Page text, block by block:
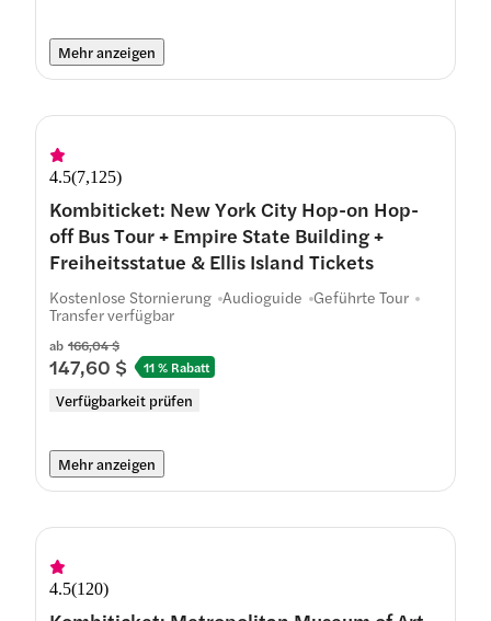
Mehr anzeigen
4.5(7,125)
Kombiticket: New York City Hop-on Hop-
off Bus Tour + Empire State Building +
Freiheitsstatue & Ellis Island Tickets
ab 166,04 $
147,60 $ 11 % Rabatt
Verfügbarkeit prüfen
Kostenlose Stornierung Audioguide Geführte Tour
Transfer verfügbar
Mehr anzeigen
4.5(120)